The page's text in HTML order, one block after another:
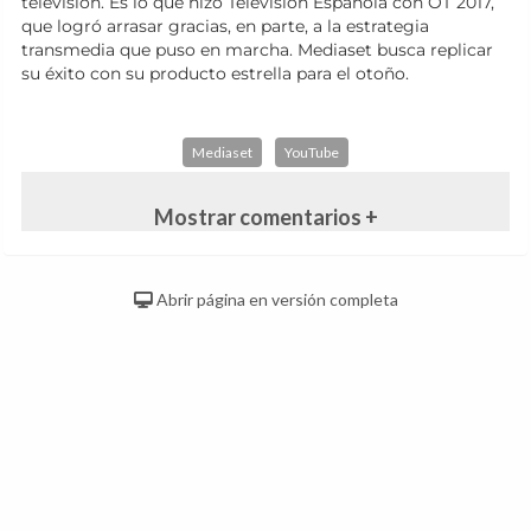
que logró arrasar gracias, en parte, a la estrategia
transmedia que puso en marcha. Mediaset busca replicar
su éxito con su producto estrella para el otoño.
Mediaset YouTube
Mostrar comentarios +
Abrir página en versión completa